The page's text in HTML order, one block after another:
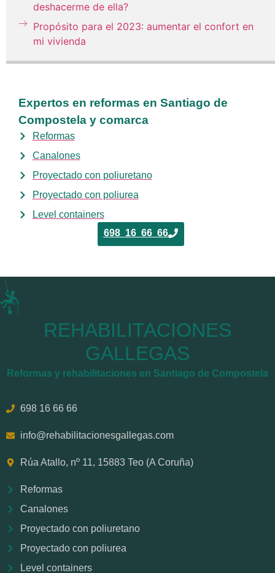
deshacerme de ella?
Propósito para el 2023: aumentar el confort en
mi vivienda
Expertos en reformas en Santiago de
Compostela y comarca
Reformas
Canalones
Proyectado con poliuretano
Proyectado con poliurea
Level containers
698 16 66 66
REHABILITACIONES
GALLEGAS
Reformas y rehabilitaciones en Santiago de Compostela
698 16 66 66
info@rehabilitacionesgallegas.com
Rúa Atallo, nº 11, 15883 Teo (A Coruña)
Reformas
Canalones
Proyectado con poliuretano
Proyectado con poliurea
Level containers